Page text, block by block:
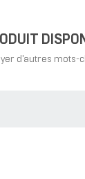
d'autres mots-